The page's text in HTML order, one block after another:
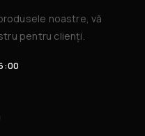
noastre, vă
pentru clienți.​